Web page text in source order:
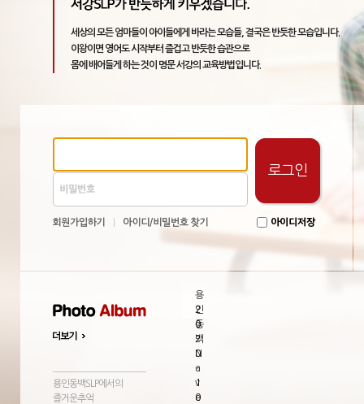
세상의 모든 엄마들이 아이들에게 바라는 모습들, 결국은 반듯한 모습입니다.
이왕이면 영어도 시작부터 즐겁고 반듯한 습관으로
몸에 배어들게 하는 것이 명문 서강의 교육방법입니다.
로그인
용인동백SLP에서의
즐거운추억
용
인
동
백
N
a
v
e
2
0
2
0
-
1
0